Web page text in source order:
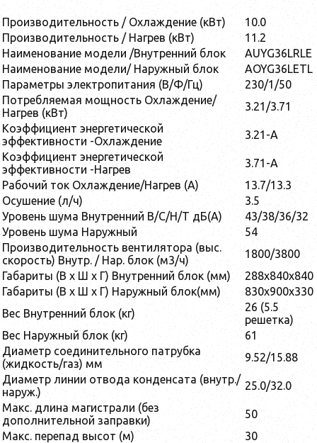
Производительность / Охлаждение (кВт)
10.0
Производительность / Нагрев (кВт)
11.2
Наименование модели /Внутренний блок
AUYG36LRLE
Наименование модели/ Наружный блок
AOYG36LETL
Параметры электропитания (В/Ф/Гц)
230/1/50
Потребляемая мощность Охлаждение/
Нагрев (кВт)
3.21/3.71
Коэффициент энергетической
эффективности -Охлаждение
3.21-A
Коэффициент энергетической
эффективности -Нагрев
3.71-A
Рабочий ток Охлаждение/Нагрев (A)
13.7/13.3
Осушение (л/ч)
3.5
Уровень шума Внутренний В/С/Н/Т дБ(А)
43/38/36/32
Уровень шума Наружный
54
Производительность вентилятора (выс.
скорость) Внутр. / Нар. блок (м3/ч)
1800/3800
Габариты (В x Ш x Г) Внутренний блок (мм)
288x840x840
Габариты (В x Ш x Г) Наружный блок(мм)
830x900x330
Вес Внутренний блок (кг)
26 (5.5
решетка)
Вес Наружный блок (кг)
61
Диаметр соединительного патрубка
(жидкость/газ) мм
9.52/15.88
Диаметр линии отвода конденсата (внутр./
наруж.)
25.0/32.0
Макс. длина магистрали (без
дополнительной заправки)
50
Макс. перепад высот (м)
30